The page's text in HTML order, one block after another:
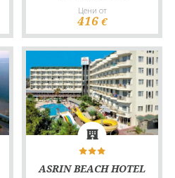
Цени от
416 €
ASRIN BEACH HOTEL